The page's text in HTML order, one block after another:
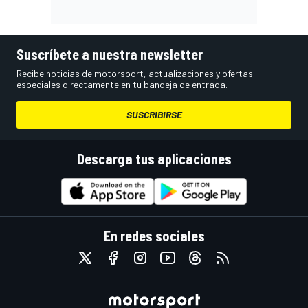
Suscríbete a nuestra newsletter
Recibe noticias de motorsport, actualizaciones y ofertas
especiales directamente en tu bandeja de entrada.
SUSCRIBIRSE
Descarga tus aplicaciones
En redes sociales